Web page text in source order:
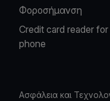
Φοροσήμανση
Credit card reader for
phone
Ασφάλεια και